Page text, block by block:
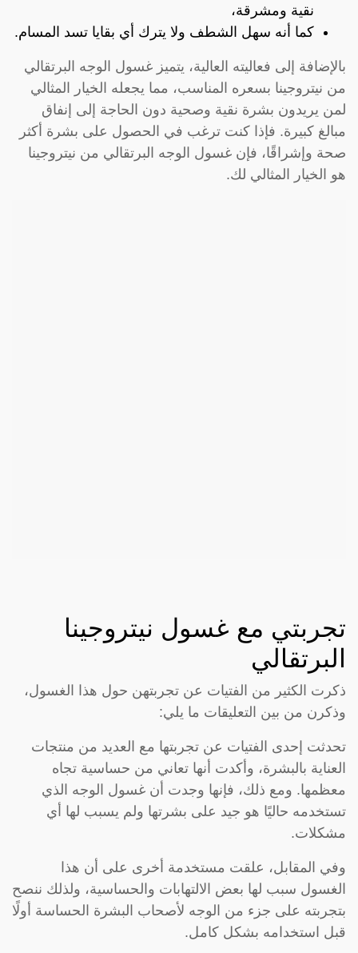
نقية ومشرقة،
كما أنه سهل الشطف ولا يترك أي بقايا تسد المسام.
بالإضافة إلى فعاليته العالية، يتميز غسول الوجه البرتقالي
من نيتروجينا بسعره المناسب، مما يجعله الخيار المثالي
لمن يريدون بشرة نقية وصحية دون الحاجة إلى إنفاق
مبالغ كبيرة. فإذا كنت ترغب في الحصول على بشرة أكثر
صحة وإشراقًا، فإن غسول الوجه البرتقالي من نيتروجينا
هو الخيار المثالي لك.
تجربتي مع غسول نيتروجينا
البرتقالي
ذكرت الكثير من الفتيات عن تجربتهن حول هذا الغسول،
وذكرن من بين التعليقات ما يلي:
تحدثت إحدى الفتيات عن تجربتها مع العديد من منتجات
العناية بالبشرة، وأكدت أنها تعاني من حساسية تجاه
معظمها. ومع ذلك، فإنها وجدت أن غسول الوجه الذي
تستخدمه حاليًا هو جيد على بشرتها ولم يسبب لها أي
مشكلات.
وفي المقابل، علقت مستخدمة أخرى على أن هذا
الغسول سبب لها بعض الالتهابات والحساسية، ولذلك ننصح
بتجربته على جزء من الوجه لأصحاب البشرة الحساسة أولًا
قبل استخدامه بشكل كامل.